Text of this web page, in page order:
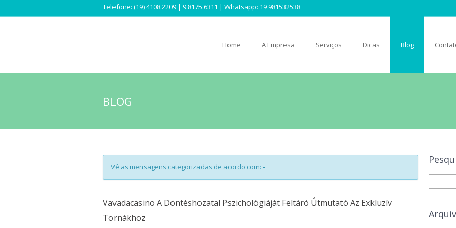
Telefone: (19) 4108.2209 | 9.8175.6311 | Whatsapp: 19 981532538
Home A Empresa Serviços Dicas Blog
BLOG
Vê as mensagens categorizadas de acordo com: -
Vavadacasino A Döntéshozatal Pszichológiáját Feltáró Útmutató Az Exkluzív
Tornákhoz